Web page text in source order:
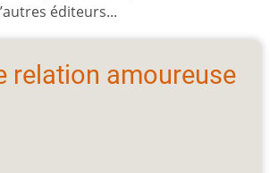
éditeurs...
relation amoureuse